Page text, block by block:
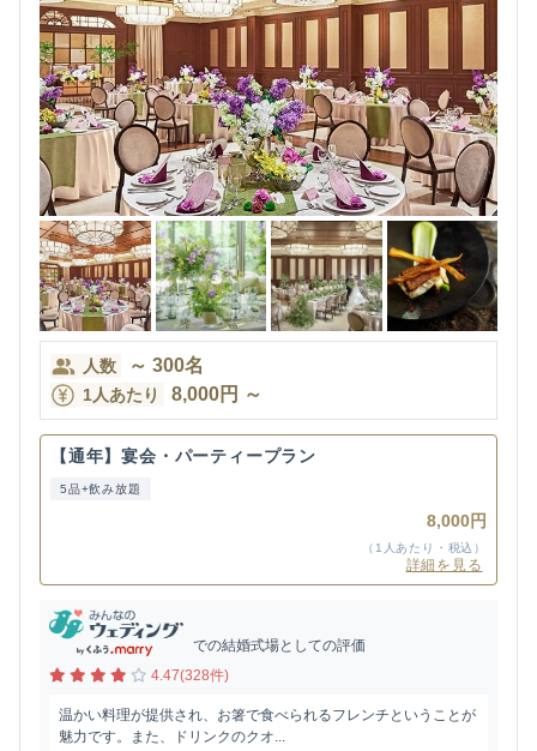
人数 ～ 300名
1人あたり 8,000円 ～
【通年】宴会・パーティープラン
5品+飲み放題
8,000円
（1人あたり・税込）
詳細を見る
での結婚式場としての評価
4.47(328件)
温かい料理が提供され、お箸で食べられるフレンチということが
魅力です。また、ドリンクのクオ...